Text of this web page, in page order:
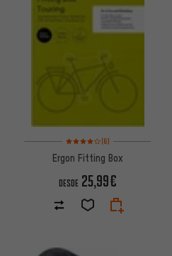
Valoración media: 4 de 5
(6)
Ergon Fitting Box
DESDE 25,99€